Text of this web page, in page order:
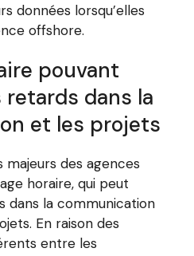
données lorsqu’elles
offshore.
pouvant
dans la
et les projets
majeurs des agences
horaire, qui peut
dans la communication
En raison des
entre les